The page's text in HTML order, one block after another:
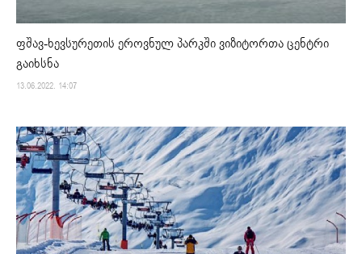
ფშავ-ხევსურეთის ეროვნულ პარკში ვიზიტორთა ცენტრი
გაიხსნა
13.06.2022. 14:07